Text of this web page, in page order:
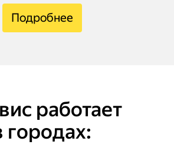
Подробнее
работает
городах: